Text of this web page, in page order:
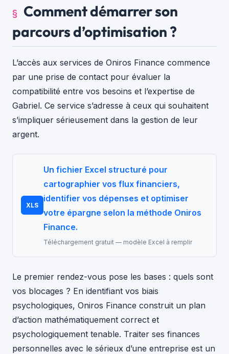
Comment démarrer son
parcours d’optimisation ?
L’accès aux services de Oniros Finance commence
par une prise de contact pour évaluer la
compatibilité entre vos besoins et l’expertise de
Gabriel. Ce service s’adresse à ceux qui souhaitent
s’impliquer sérieusement dans la gestion de leur
argent.
XLS
Un fichier Excel structuré pour
cartographier vos flux financiers,
identifier vos dépenses et optimiser
votre épargne selon la méthode Oniros
Finance.
Téléchargement gratuit — modèle Excel à remplir
Le premier rendez-vous pose les bases : quels sont
vos blocages ? En identifiant vos biais
psychologiques, Oniros Finance construit un plan
d’action mathématiquement correct et
psychologiquement tenable. Traiter ses finances
personnelles avec le sérieux d’une entreprise est un